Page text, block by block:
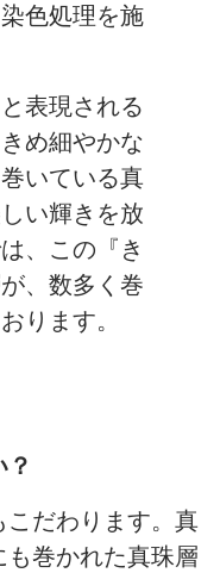
色処理を施
表現される
め細やかな
いている真
い輝きを放
、この『き
、数多く巻
ります。
だわります。真
巻かれた真珠層